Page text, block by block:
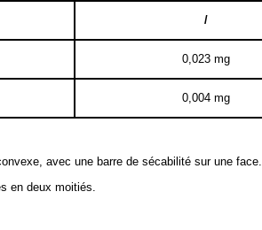
/
0,023 mg
0,004 mg
avec une barre de sécabilité sur une face.
en deux moitiés.